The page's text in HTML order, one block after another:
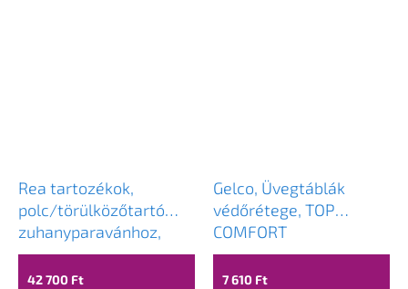
Rea tartozékok,
polc/törülközőtartó
zuhanyparavánhoz,
arany, HOM-00653
42 700 Ft
Gelco, Üvegtáblák
védőrétege, TOP
COMFORT
7 610 Ft